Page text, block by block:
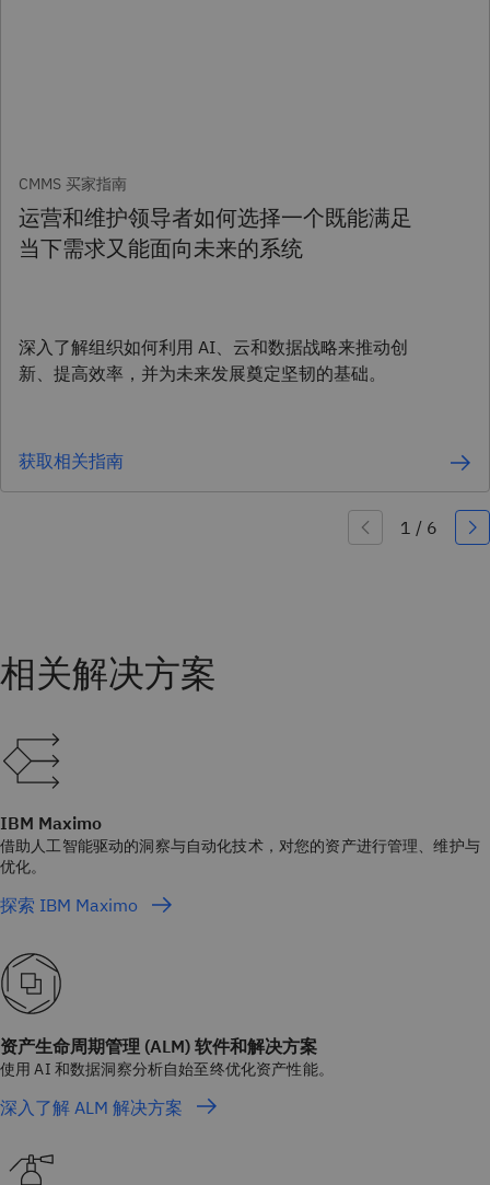
CMMS 买家指南
运营和维护领导者如何选择一个既能满足
当下需求又能面向未来的系统
深入了解组织如何利用 AI、云和数据战略来推动创
新、提高效率，并为未来发展奠定坚韧的基础。
获取相关指南
IBM Maximo
借助人工智能驱动的洞察与自动化技术，对您的资产进行管理、维护与
优化。
探索 IBM Maximo
资产生命周期管理 (ALM) 软件和解决方案
使用 AI 和数据洞察分析自始至终优化资产性能。
深入了解 ALM 解决方案